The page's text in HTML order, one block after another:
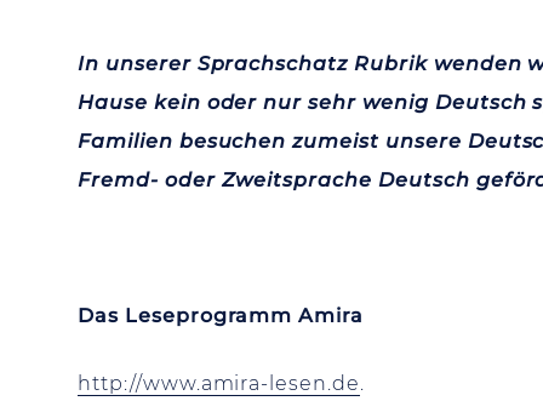
In unserer Sprachschatz Rubrik wenden
Hause kein oder nur sehr wenig Deutsch
Familien besuchen zumeist unsere
Fremd- oder Zweitsprache Deutsch
Das Leseprogramm Amira
http://www.amira-lesen.de.